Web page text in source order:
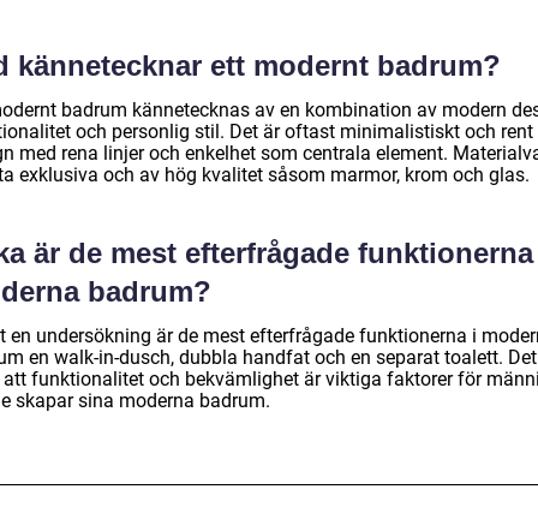
kännetecknar ett modernt badrum?
badrum kännetecknas av en kombination av modern
och personlig stil. Det är oftast minimalistiskt och rent
med rena linjer och enkelhet som centrala element.
exklusiva och av hög kvalitet såsom marmor, krom och glas.
är de mest efterfrågade
badrum?
en undersökning är de mest efterfrågade funktionerna i
en walk-in-dusch, dubbla handfat och en separat toalett. Det
att funktionalitet och bekvämlighet är viktiga faktorer för
skapar sina moderna badrum.